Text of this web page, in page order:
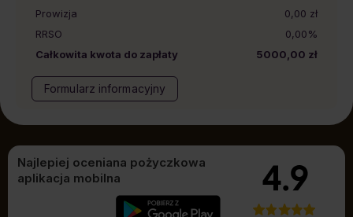
Prowizja
0,00 zł
RRSO
0,00%
Całkowita kwota do zapłaty
5000,00 zł
Formularz informacyjny
Najlepiej oceniana pożyczkowa
aplikacja mobilna